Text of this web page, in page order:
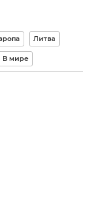
Литва
В мире